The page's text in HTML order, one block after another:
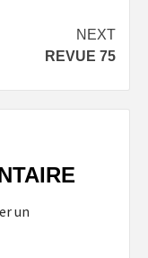
NEXT
REVUE 75
un